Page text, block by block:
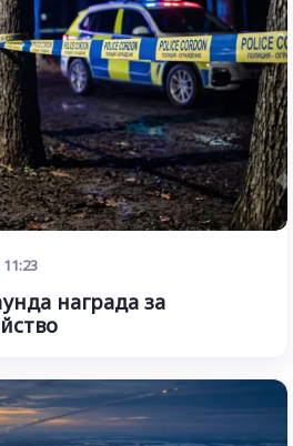
11:23
награда за